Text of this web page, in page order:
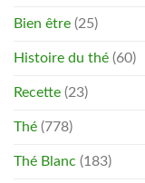
Bien être (25)
Histoire du thé (60)
Recette (23)
Thé (778)
Thé Blanc (183)